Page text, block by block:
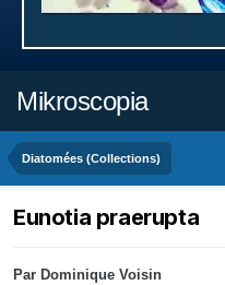
Mikroscopia
Diatomées (Collections)
Eunotia praerupta
Par Dominique Voisin